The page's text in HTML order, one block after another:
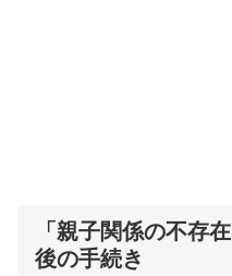
「親子関係の不存
後の手続き